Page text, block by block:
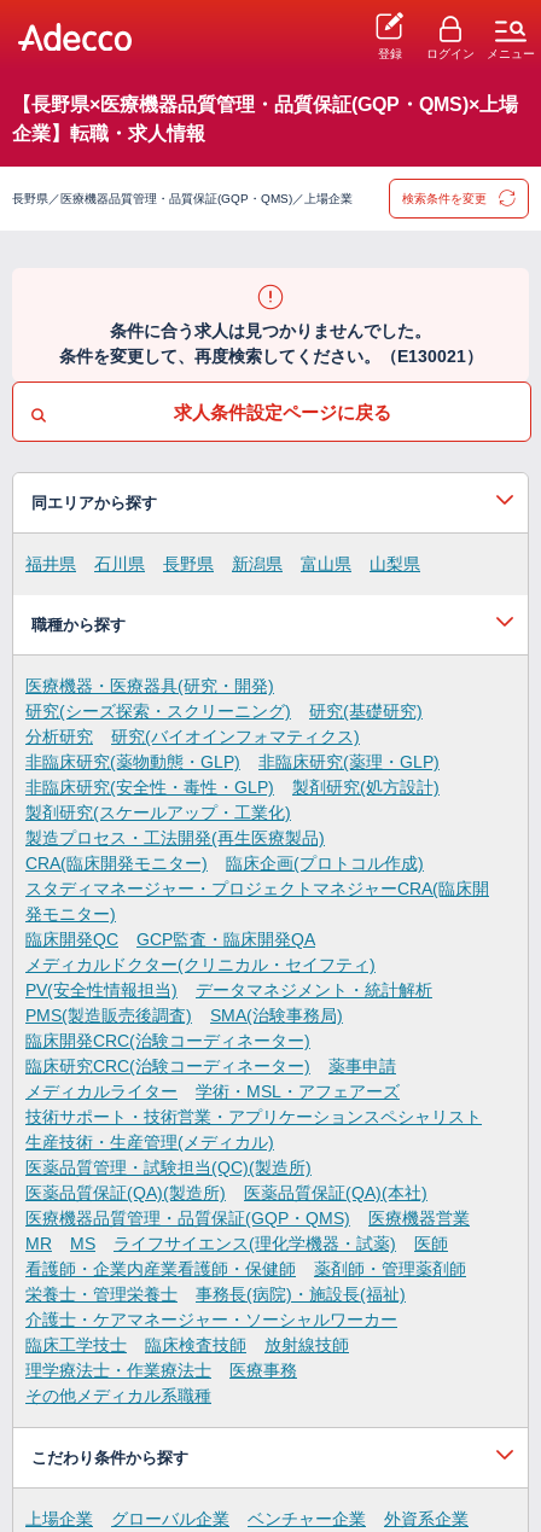
登録 ログイン メニュー
【長野県×医療機器品質管理・品質保証(GQP・QMS)×上場
企業】転職・求人情報
長野県／医療機器品質管理・品質保証(GQP・QMS)／上場企業 検索条件を変更
条件に合う求人は見つかりませんでした。
条件を変更して、再度検索してください。（E130021）
求人条件設定ページに戻る
同エリアから探す
福井県 石川県 長野県 新潟県 富山県 山梨県
職種から探す
医療機器・医療器具(研究・開発)
研究(シーズ探索・スクリーニング)
研究(基礎研究)
分析研究
研究(バイオインフォマティクス)
非臨床研究(薬物動態・GLP)
非臨床研究(薬理・GLP)
非臨床研究(安全性・毒性・GLP)
製剤研究(処方設計)
製剤研究(スケールアップ・工業化)
製造プロセス・工法開発(再生医療製品)
CRA(臨床開発モニター)
臨床企画(プロトコル作成)
スタディマネージャー・プロジェクトマネジャーCRA(臨床開
発モニター)
臨床開発QC
GCP監査・臨床開発QA
メディカルドクター(クリニカル・セイフティ)
PV(安全性情報担当)
データマネジメント・統計解析
PMS(製造販売後調査)
SMA(治験事務局)
臨床開発CRC(治験コーディネーター)
臨床研究CRC(治験コーディネーター)
薬事申請
メディカルライター
学術・MSL・アフェアーズ
技術サポート・技術営業・アプリケーションスペシャリスト
生産技術・生産管理(メディカル)
医薬品質管理・試験担当(QC)(製造所)
医薬品質保証(QA)(製造所)
医薬品質保証(QA)(本社)
医療機器品質管理・品質保証(GQP・QMS)
医療機器営業
MR
MS ライフサイエンス(理化学機器・試薬)
医師
看護師・企業内産業看護師・保健師
薬剤師・管理薬剤師
栄養士・管理栄養士
事務長(病院)・施設長(福祉)
介護士・ケアマネージャー・ソーシャルワーカー
臨床工学技士
臨床検査技師
放射線技師
理学療法士・作業療法士
医療事務
その他メディカル系職種
こだわり条件から探す
上場企業 グローバル企業 ベンチャー企業
外資系企業